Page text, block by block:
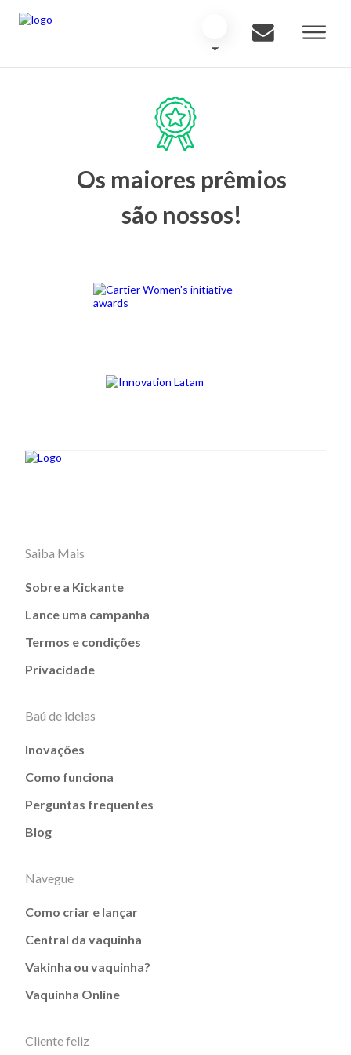
Os maiores prêmios
são nossos!
Saiba Mais
Sobre a Kickante
Lance uma campanha
Termos e condições
Privacidade
Baú de ideias
Inovações
Como funciona
Perguntas frequentes
Blog
Navegue
Como criar e lançar
Central da vaquinha
Vakinha ou vaquinha?
Vaquinha Online
Cliente feliz